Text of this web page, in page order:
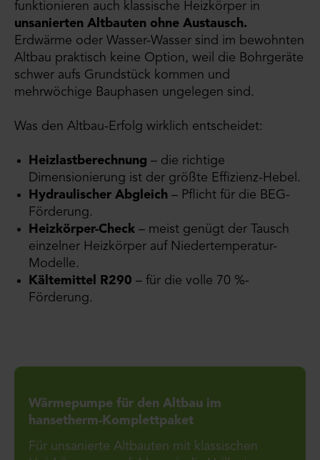
funktionieren auch klassische Heizkörper in
unsanierten Altbauten ohne Austausch.
Erdwärme oder Wasser-Wasser sind im bewohnten
Altbau praktisch keine Option, weil die Bohrgeräte
schwer aufs Grundstück kommen und
mehrwöchige Bauphasen ungelegen sind.
Was den Altbau-Erfolg wirklich entscheidet:
Heizlastberechnung – die richtige
Dimensionierung ist der größte Effizienz-Hebel.
Hydraulischer Abgleich – Pflicht für die BEG-
Förderung.
Heizkörper-Check – meist genügt der Tausch
einzelner Heizkörper auf Niedertemperatur-
Modelle.
Kältemittel R290 – für die volle 70 %-
Förderung.
Wärmepumpe für den Altbau im
hansetherm-Komplettpaket
Für unsanierte Altbauten mit klassischen